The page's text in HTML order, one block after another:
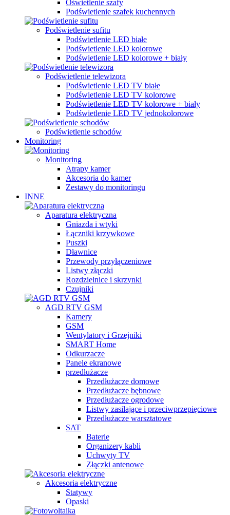
Oświetlenie szafy
Podświetlenie szafek kuchennych
Podświetlenie sufitu
Podświetlenie LED białe
Podświetlenie LED kolorowe
Podświetlenie LED kolorowe + biały
Podświetlenie telewizora
Podświetlenie LED TV białe
Podświetlenie LED TV kolorowe
Podświetlenie LED TV kolorowe + biały
Podświetlenie LED TV jednokolorowe
Podświetlenie schodów
Monitoring
Monitoring
Atrapy kamer
Akcesoria do kamer
Zestawy do monitoringu
INNE
Aparatura elektryczna
Gniazda i wtyki
Łączniki krzywkowe
Puszki
Dławnice
Przewody przyłączeniowe
Listwy złączki
Rozdzielnice i skrzynki
Czujniki
AGD RTV GSM
Kamery
GSM
Wentylatory i Grzejniki
SMART Home
Odkurzacze
Panele ekranowe
przedłużacze
Przedłużacze domowe
Przedłużacze bębnowe
Przedłużacze ogrodowe
Listwy zasilające i przeciwprzepięciowe
Przedłużacze warsztatowe
SAT
Baterie
Organizery kabli
Uchwyty TV
Złączki antenowe
Akcesoria elektryczne
Statywy
Opaski